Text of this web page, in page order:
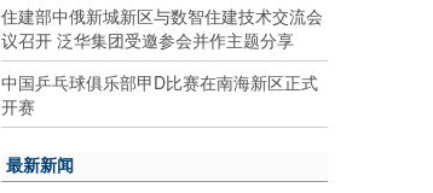
住建部中俄新城新区与数智住建技术交流会
议召开 泛华集团受邀参会并作主题分享
中国乒乓球俱乐部甲D比赛在南海新区正式
开赛
最新新闻